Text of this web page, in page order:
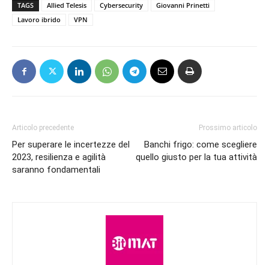
TAGS Allied Telesis Cybersecurity
Giovanni Prinetti
Lavoro ibrido
VPN
Articolo precedente
Per superare le incertezze del
2023, resilienza e agilità
saranno fondamentali
Prossimo articolo
Banchi frigo: come scegliere
quello giusto per la tua attività